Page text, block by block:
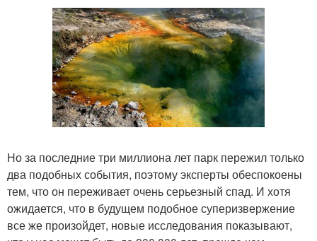
Но за последние три миллиона лет парк пережил только
два подобных события, поэтому эксперты обеспокоены
тем, что он переживает очень серьезный спад. И хотя
ожидается, что в будущем подобное суперизвержение
все же произойдет, новые исследования показывают,